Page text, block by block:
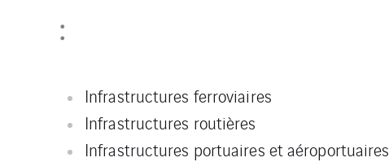
:
Infrastructures ferroviaires
Infrastructures routières
Infrastructures portuaires et aéroportuaires